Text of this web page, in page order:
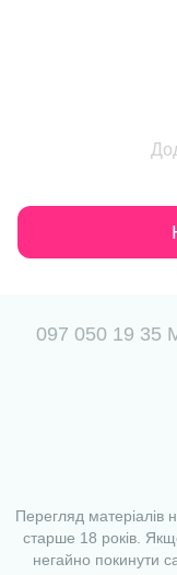
097 050 19 35
Перегляд матеріалів
старше 18 років.
негайно покинути